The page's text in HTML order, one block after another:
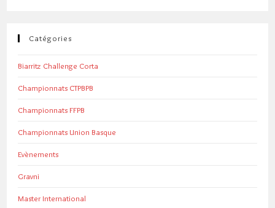
Catégories
Biarritz Challenge Corta
Championnats CTPBPB
Championnats FFPB
Championnats Union Basque
Evènements
Gravni
Master International